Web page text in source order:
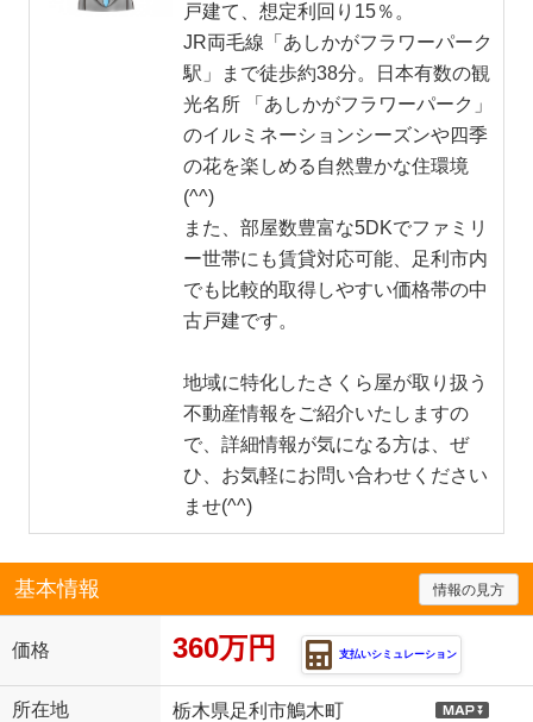
戸建て、想定利回り15％。
JR両毛線「あしかがフラワーパーク
駅」まで徒歩約38分。日本有数の観
光名所 「あしかがフラワーパーク」
のイルミネーションシーズンや四季
の花を楽しめる自然豊かな住環境
(^^)
また、部屋数豊富な5DKでファミリ
ー世帯にも賃貸対応可能、足利市内
でも比較的取得しやすい価格帯の中
古戸建です。
地域に特化したさくら屋が取り扱う
不動産情報をご紹介いたしますの
で、詳細情報が気になる方は、ぜ
ひ、お気軽にお問い合わせください
ませ(^^)
基本情報 情報の見方
価格 360万円 支払いシミュレーション
所在地 栃木県足利市鵤木町